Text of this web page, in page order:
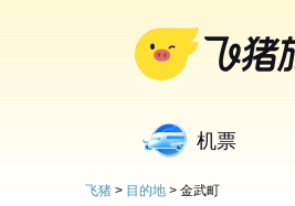
机票
飞猪 > 目的地 > 金武町